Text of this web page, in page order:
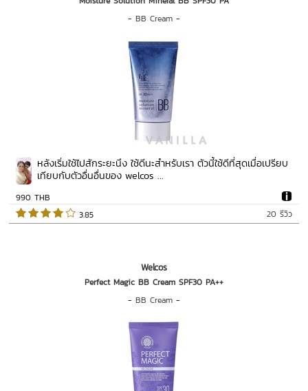
- BB Cream-
หลังเริ่มใช้ไปสักระยะนึง ใช้ดีนะสำหรับเรา ตัวนี้ใช้ดีที่สุดเมื่อเปรียบ
เทียบกับตัวอื่นอื่นของ welcos ...
990 THB
20 รีวิว
3.85
Welcos
Perfect Magic BB Cream SPF30 PA++
- BB Cream-